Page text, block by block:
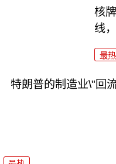
核
线
最热
特朗普的制造业\"回